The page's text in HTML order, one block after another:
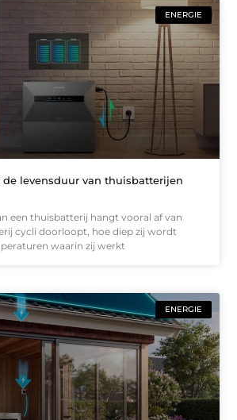
ENERGIE
levensduur van thuisbatterijen
een thuisbatterij hangt vooral af van
cycli doorloopt, hoe diep zij wordt
waarin zij werkt
ENERGIE